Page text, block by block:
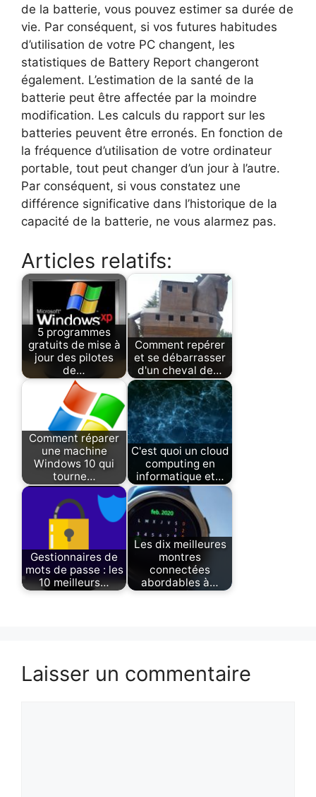
de la batterie, vous pouvez estimer sa durée de
vie. Par conséquent, si vos futures habitudes
d’utilisation de votre PC changent, les
statistiques de Battery Report changeront
également. L’estimation de la santé de la
batterie peut être affectée par la moindre
modification. Les calculs du rapport sur les
batteries peuvent être erronés. En fonction de
la fréquence d’utilisation de votre ordinateur
portable, tout peut changer d’un jour à l’autre.
Par conséquent, si vous constatez une
différence significative dans l’historique de la
capacité de la batterie, ne vous alarmez pas.
Articles relatifs:
5 programmes
gratuits de mise à
jour des pilotes
de…
Comment repérer
et se débarrasser
d'un cheval de…
Comment réparer
une machine
Windows 10 qui
tourne…
C'est quoi un cloud
computing en
informatique et…
Gestionnaires de
mots de passe : les
10 meilleurs…
Les dix meilleures
montres
connectées
abordables à…
Laisser un commentaire